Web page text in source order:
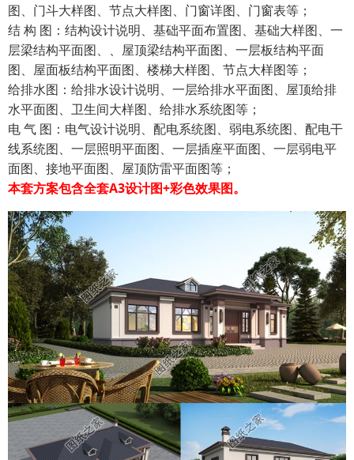
图、门斗大样图、节点大样图、门窗详图、门窗表等；
结 构 图：结构设计说明、基础平面布置图、基础大样图、一
层梁结构平面图、、屋顶梁结构平面图、一层板结构平面
图、屋面板结构平面图、楼梯大样图、节点大样图等；
给排水图：给排水设计说明、一层给排水平面图、屋顶给排
水平面图、卫生间大样图、给排水系统图等；
电 气 图：电气设计说明、配电系统图、弱电系统图、配电干
线系统图、一层照明平面图、一层插座平面图、一层弱电平
面图、接地平面图、屋顶防雷平面图等；
本套方案包含全套A3设计图+彩色效果图。